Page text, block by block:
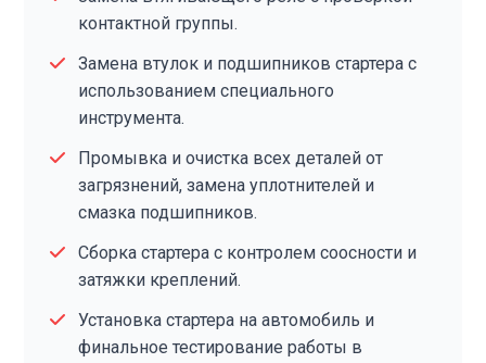
контактной группы.
Замена втулок и подшипников стартера с
использованием специального
инструмента.
Промывка и очистка всех деталей от
загрязнений, замена уплотнителей и
смазка подшипников.
Сборка стартера с контролем соосности и
затяжки креплений.
Установка стартера на автомобиль и
финальное тестирование работы в